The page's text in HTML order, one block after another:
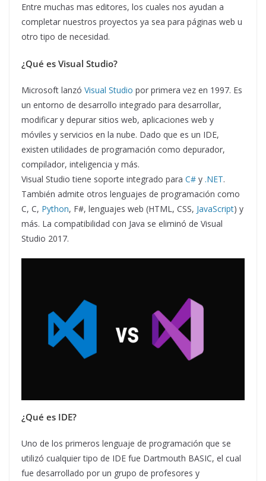
Entre muchas mas editores, los cuales nos ayudan a
completar nuestros proyectos ya sea para páginas web u
otro tipo de necesidad.
¿Qué es Visual Studio?
Microsoft lanzó Visual Studio por primera vez en 1997. Es
un entorno de desarrollo integrado para desarrollar,
modificar y depurar sitios web, aplicaciones web y
móviles y servicios en la nube. Dado que es un IDE,
existen utilidades de programación como depurador,
compilador, inteligencia y más.
Visual Studio tiene soporte integrado para C# y .NET.
También admite otros lenguajes de programación como
C, C, Python, F#, lenguajes web (HTML, CSS, JavaScript) y
más. La compatibilidad con Java se eliminó de Visual
Studio 2017.
¿Qué es IDE?
Uno de los primeros lenguaje de programación que se
utilizó cualquier tipo de IDE fue Dartmouth BASIC, el cual
fue desarrollado por un grupo de profesores y